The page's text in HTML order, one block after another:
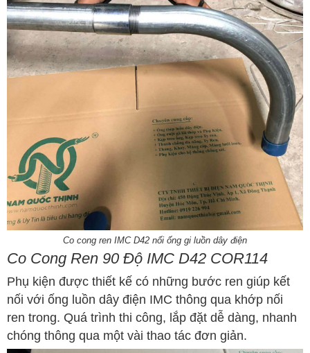
Co cong ren IMC D42 nối ống gi luồn dây điện
Co Cong Ren 90 Độ IMC D42 COR114
Phụ kiện được thiết kế có những bước ren giúp kết
nối với ống luồn dây điện IMC thông qua khớp nối
ren trong. Quá trình thi công, lắp đặt dễ dàng, nhanh
chóng thông qua một vài thao tác đơn giản.